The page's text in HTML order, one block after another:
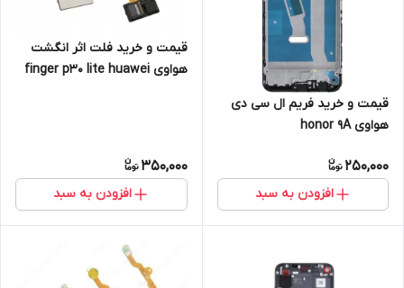
قیمت و خرید فریم ال سی دی
هواوی honor 9A
250,000
افزودن به سبد
قیمت و خرید فلت اثر انگشت
هواوی finger p30 lite huawei
350,000
افزودن به سبد